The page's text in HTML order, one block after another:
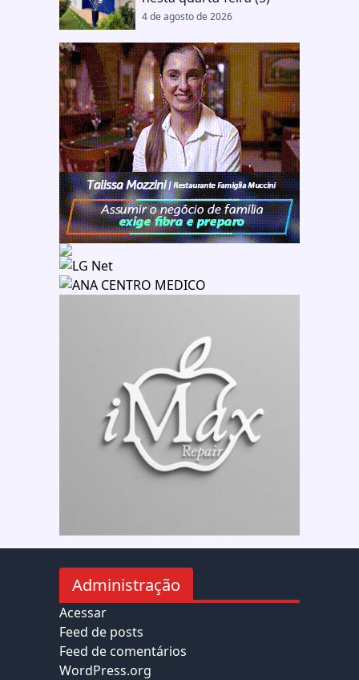
4 de agosto de 2026
Administração
Acessar
Feed de posts
Feed de comentários
WordPress.org